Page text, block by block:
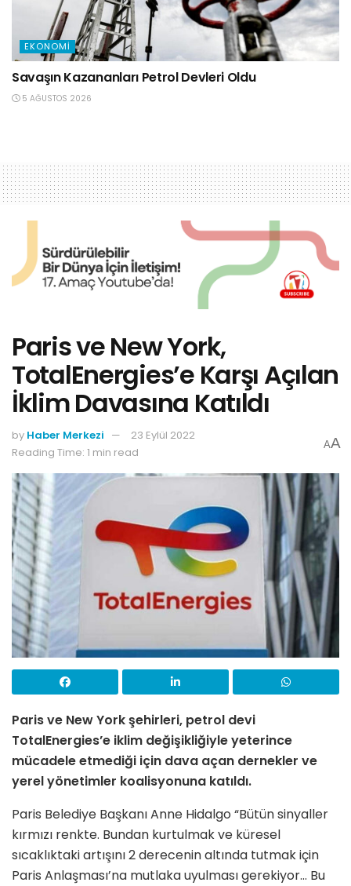
EKONOMI
Savaşın Kazananları Petrol Devleri Oldu
5 AĞUSTOS 2026
Paris ve New York,
TotalEnergies’e Karşı Açılan
İklim Davasına Katıldı
by Haber Merkezi
23 Eylül 2022
Reading Time: 1 min read
AA
Paris ve New York şehirleri, petrol devi
TotalEnergies’e iklim değişikliğiyle yeterince
mücadele etmediği için dava açan dernekler ve
yerel yönetimler koalisyonuna katıldı.
Paris Belediye Başkanı Anne Hidalgo “Bütün sinyaller
kırmızı renkte. Bundan kurtulmak ve küresel
sıcaklıktaki artışını 2 derecenin altında tutmak için
Paris Anlaşması’na mutlaka uyulması gerekiyor… Bu